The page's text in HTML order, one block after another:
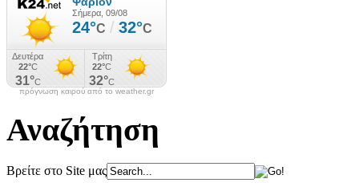
πρόγνωση καιρού από το weather.gr
Αναζήτηση
Βρείτε στο Site μας